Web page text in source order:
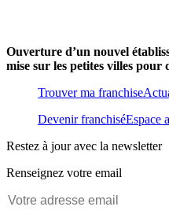
Ouverture d’un nouvel
mise sur les petites villes
Trouver ma franchise
Devenir franchiséEspace
Restez à jour avec la newsletter
Renseignez votre email